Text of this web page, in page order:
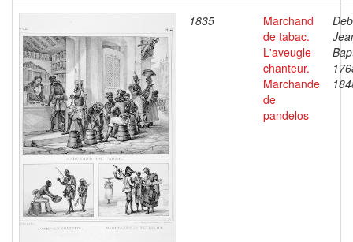
1835
Marchand
de tabac.
L'aveugle
chanteur.
Marchande
de
pandelos